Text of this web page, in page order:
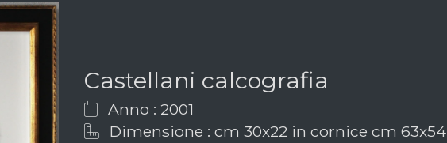
Castellani calcografia
Anno : 2001
Dimensione : cm 30x22 in cornice cm 63x54